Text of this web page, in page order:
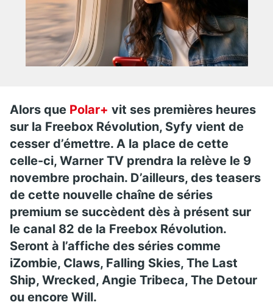
Alors que Polar+ vit ses premières heures
sur la Freebox Révolution, Syfy vient de
cesser d’émettre. A la place de cette
celle-ci, Warner TV prendra la relève le 9
novembre prochain. D’ailleurs, des teasers
de cette nouvelle chaîne de séries
premium se succèdent dès à présent sur
le canal 82 de la Freebox Révolution.
Seront à l’affiche des séries comme
iZombie, Claws, Falling Skies, The Last
Ship, Wrecked, Angie Tribeca, The Detour
ou encore Will.